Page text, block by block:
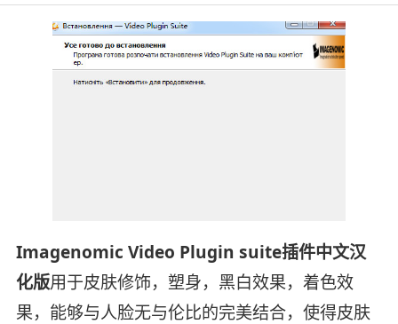
Imagenomic Video Plugin suite插件中文汉
化版用于皮肤修饰，塑身，黑白效果，着色效
果，能够与人脸无与伦比的完美结合，使得皮肤